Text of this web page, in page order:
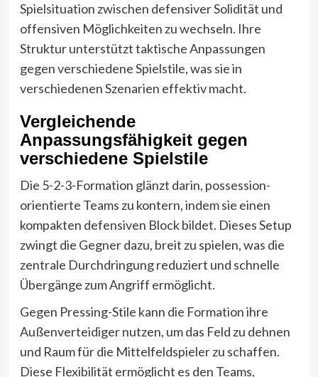
Spielsituation zwischen defensiver Solidität und
offensiven Möglichkeiten zu wechseln. Ihre
Struktur unterstützt taktische Anpassungen
gegen verschiedene Spielstile, was sie in
verschiedenen Szenarien effektiv macht.
Vergleichende
Anpassungsfähigkeit gegen
verschiedene Spielstile
Die 5-2-3-Formation glänzt darin, possession-
orientierte Teams zu kontern, indem sie einen
kompakten defensiven Block bildet. Dieses Setup
zwingt die Gegner dazu, breit zu spielen, was die
zentrale Durchdringung reduziert und schnelle
Übergänge zum Angriff ermöglicht.
Gegen Pressing-Stile kann die Formation ihre
Außenverteidiger nutzen, um das Feld zu dehnen
und Raum für die Mittelfeldspieler zu schaffen.
Diese Flexibilität ermöglicht es den Teams,